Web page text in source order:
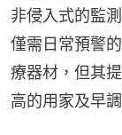
非侵入式的監
僅需日常預警
療器材，但其
高的用家及早